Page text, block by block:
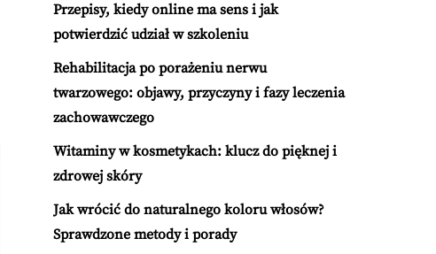
Przepisy, kiedy online ma sens i jak
potwierdzić udział w szkoleniu
Rehabilitacja po porażeniu nerwu
twarzowego: objawy, przyczyny i fazy leczenia
zachowawczego
Witaminy w kosmetykach: klucz do pięknej i
zdrowej skóry
Jak wrócić do naturalnego koloru włosów?
Sprawdzone metody i porady